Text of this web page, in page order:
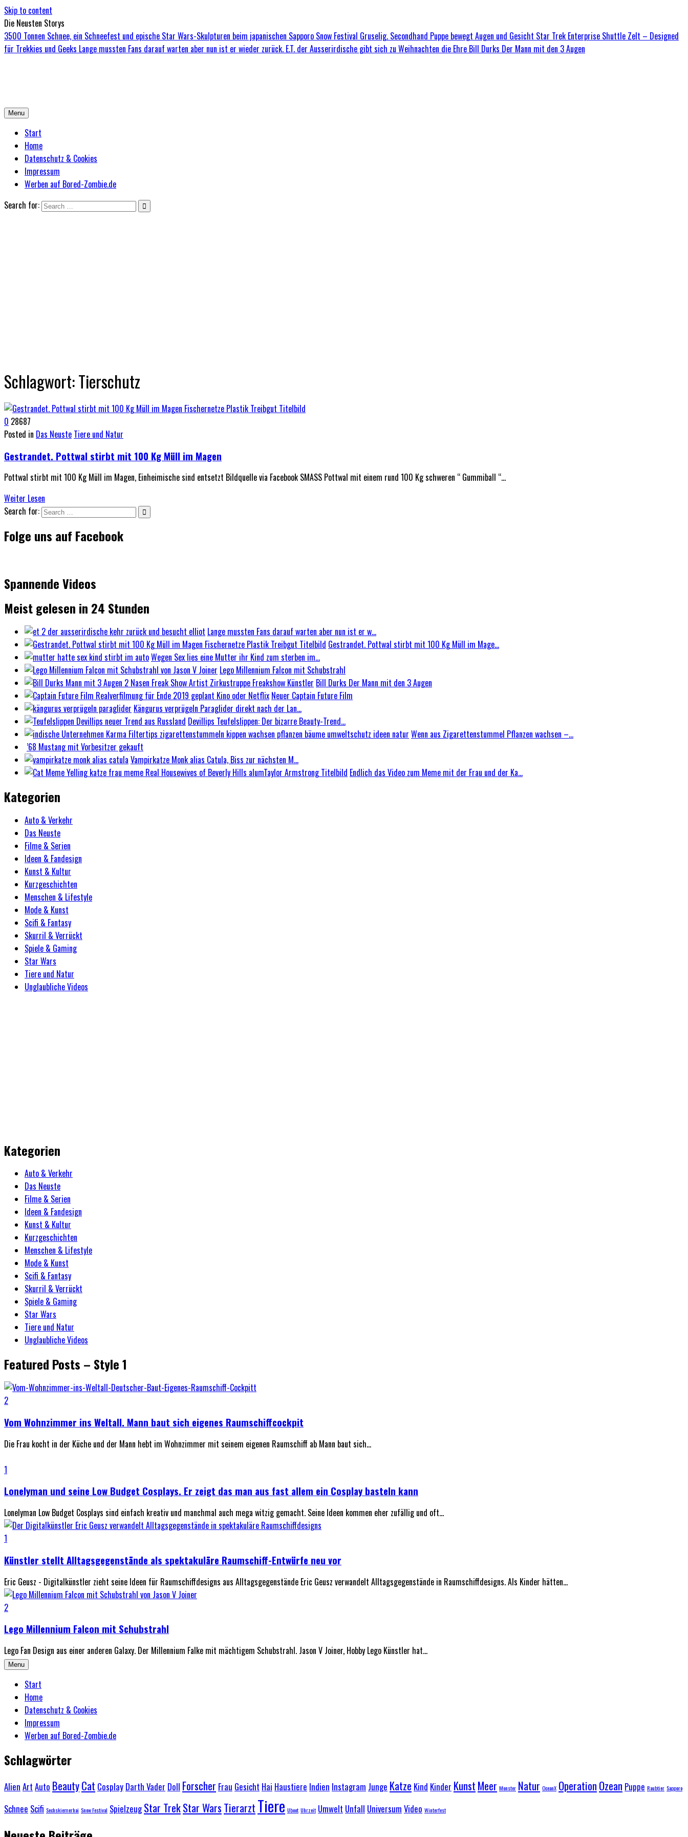
Skip to content
Die Neusten Storys
3500 Tonnen Schnee, ein Schneefest und epische Star Wars-Skulpturen beim japanischen Sapporo Snow Festival Gruselig. Secondhand Puppe bewegt Augen und Gesicht Star Trek Enterprise Shuttle Zelt – Designed
für Trekkies und Geeks Lange mussten Fans darauf warten aber nun ist er wieder zurück. E.T. der Ausserirdische gibt sich zu Weihnachten die Ehre Bill Durks Der Mann mit den 3 Augen
Menu
Start
Home
Datenschutz & Cookies
Impressum
Werben auf Bored-Zombie.de
Search for:
Schlagwort:Tierschutz
0 28687
Posted in Das Neuste Tiere und Natur
Gestrandet. Pottwal stirbt mit 100 Kg Müll im Magen
Pottwal stirbt mit 100 Kg Müll im Magen, Einheimische sind entsetzt Bildquelle via Facebook SMASS Pottwal mit einem rund 100 Kg schweren “ Gummiball “…
Weiter Lesen
Search for:
Folge uns auf Facebook
Spannende Videos
Meist gelesen in 24 Stunden
Lange mussten Fans darauf warten aber nun ist er w...
Gestrandet. Pottwal stirbt mit 100 Kg Müll im Mage...
Wegen Sex lies eine Mutter ihr Kind zum sterben im...
Lego Millennium Falcon mit Schubstrahl
Bill Durks Der Mann mit den 3 Augen
Neuer Captain Future Film
Kängurus verprügeln Paraglider direkt nach der Lan...
Devillips Teufelslippen: Der bizarre Beauty-Trend...
Wenn aus Zigarettenstummel Pflanzen wachsen –...
’68 Mustang mit Vorbesitzer gekauft
Vampirkatze Monk alias Catula, Biss zur nächsten M...
Endlich das Video zum Meme mit der Frau und der Ka...
Kategorien
Auto & Verkehr
Das Neuste
Filme & Serien
Ideen & Fandesign
Kunst & Kultur
Kurzgeschichten
Menschen & Lifestyle
Mode & Kunst
Scifi & Fantasy
Skurril & Verrückt
Spiele & Gaming
Star Wars
Tiere und Natur
Unglaubliche Videos
Kategorien
Auto & Verkehr
Das Neuste
Filme & Serien
Ideen & Fandesign
Kunst & Kultur
Kurzgeschichten
Menschen & Lifestyle
Mode & Kunst
Scifi & Fantasy
Skurril & Verrückt
Spiele & Gaming
Star Wars
Tiere und Natur
Unglaubliche Videos
Featured Posts – Style 1
2
Vom Wohnzimmer ins Weltall. Mann baut sich eigenes Raumschiffcockpit
Die Frau kocht in der Küche und der Mann hebt im Wohnzimmer mit seinem eigenen Raumschiff ab Mann baut sich...
1
Lonelyman und seine Low Budget Cosplays. Er zeigt das man aus fast allem ein Cosplay basteln kann
Lonelyman Low Budget Cosplays sind einfach kreativ und manchmal auch mega witzig gemacht. Seine Ideen kommen eher zufällig und oft...
1
Künstler stellt Alltagsgegenstände als spektakuläre Raumschiff-Entwürfe neu vor
Eric Geusz - Digitalkünstler zieht seine Ideen für Raumschiffdesigns aus Alltagsgegenstände Eric Geusz verwandelt Alltagsgegenstände in Raumschiffdesigns. Als Kinder hätten...
2
Lego Millennium Falcon mit Schubstrahl
Lego Fan Design aus einer anderen Galaxy. Der Millennium Falke mit mächtigem Schubstrahl. Jason V Joiner, Hobby Lego Künstler hat...
Menu
Start
Home
Datenschutz & Cookies
Impressum
Werben auf Bored-Zombie.de
Schlagwörter
Alien Art Auto BeautyCat Cosplay Darth Vader Doll Forscher Frau Gesicht Hai Haustiere Indien Instagram Junge Katze Kind Kinder KunstMeer Monster Natur OceanX OperationOzean Puppe Raubtier Sapporo
Schnee Scifi Sechskiemerhai Snow Festival Spielzeug Star TrekStar WarsTierarztTiere Uboot Uhrzeit Umwelt Unfall Universum Video Winterfest